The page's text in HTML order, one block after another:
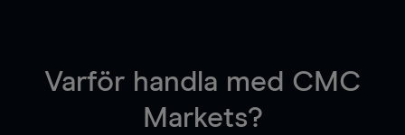
Varför handla med CMC
Markets?